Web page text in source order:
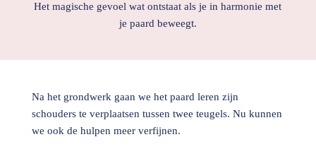
Het magische gevoel wat ontstaat als je in harmonie met
je paard beweegt.
Na het grondwerk gaan we het paard leren zijn
schouders te verplaatsen tussen twee teugels. Nu kunnen
we ook de hulpen meer verfijnen.